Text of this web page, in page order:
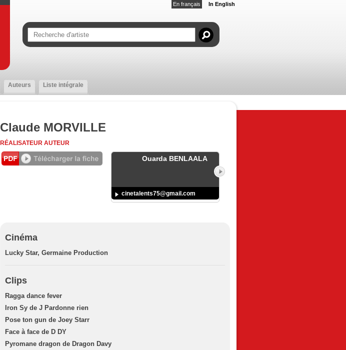
En français In English
Auteurs Liste intégrale
Claude MORVILLE
RÉALISATEUR AUTEUR
Ouarda BENLAALA
cinetalents75@gmail.com
Cinéma
Lucky Star, Germaine Production
Clips
Ragga dance fever
Iron Sy de J Pardonne rien
Pose ton gun de Joey Starr
Face à face de D DY
Pyromane dragon de Dragon Davy